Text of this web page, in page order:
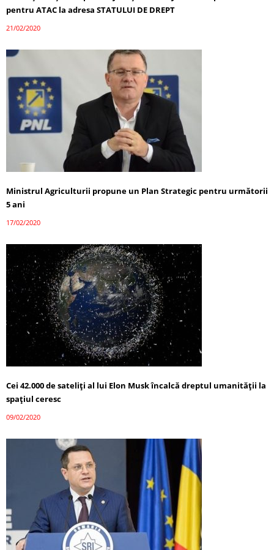
pentru ATAC la adresa STATULUI DE DREPT
21/02/2020
Ministrul Agriculturii propune un Plan Strategic pentru următorii
5 ani
17/02/2020
Cei 42.000 de sateliți al lui Elon Musk încalcă dreptul umanității la
spațiul ceresc
09/02/2020